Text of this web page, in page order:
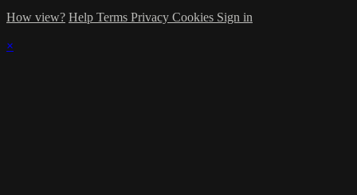
How view? Help Terms Privacy Cookies Sign in
×